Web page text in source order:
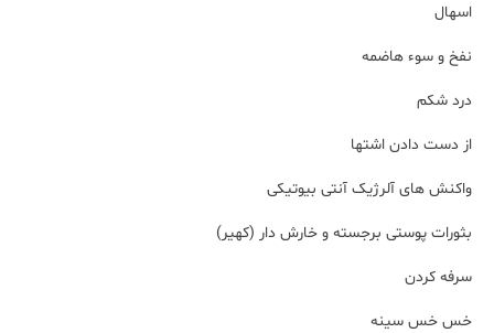
اسهال
نفخ و سوء هاضمه
درد شکم
از دست دادن اشتها
واکنش های آلرژیک آنتی بیوتیکی
بثورات پوستی برجسته و خارش دار (کهیر)
سرفه کردن
خس خس سینه